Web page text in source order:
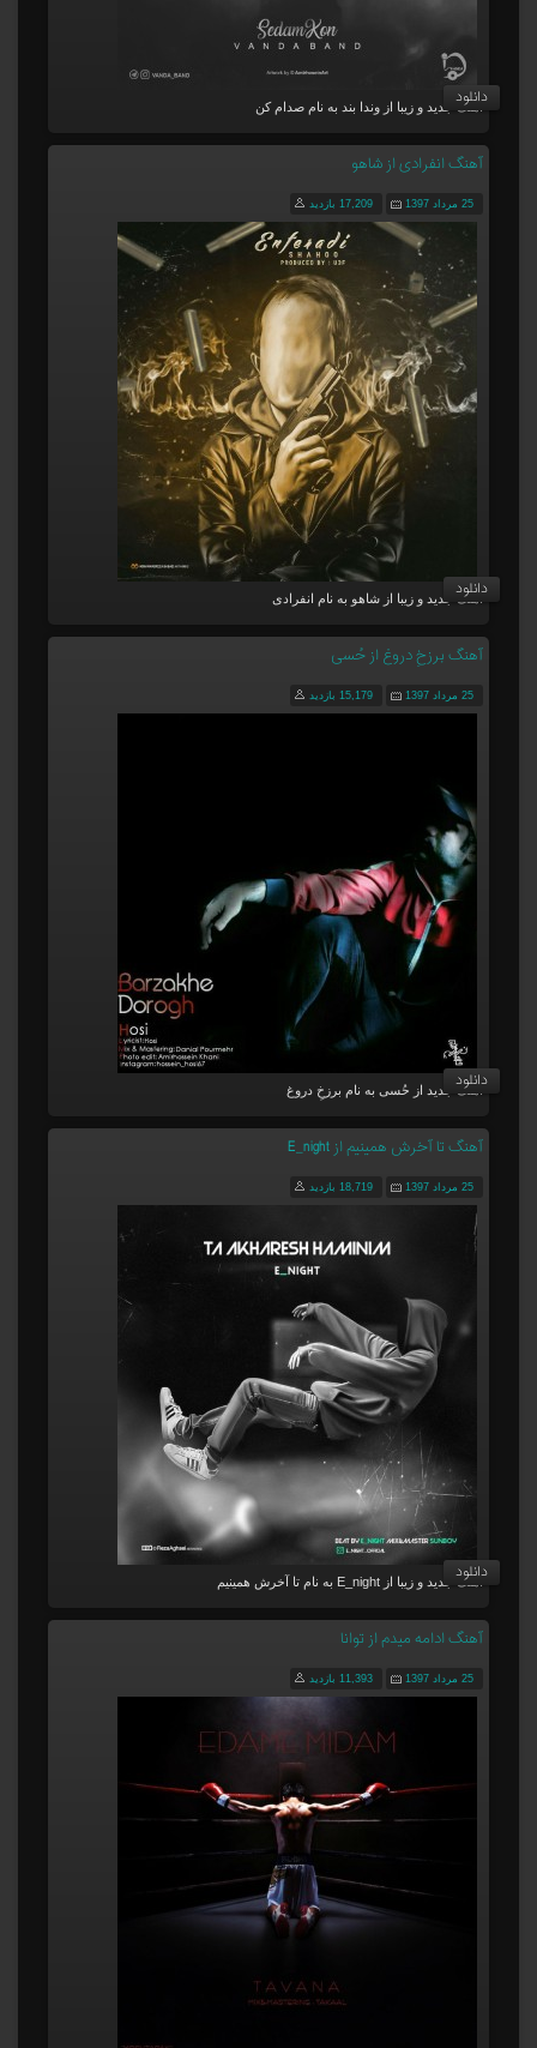
آهنگ جدید و زیبا از وندا بند به نام صدام کن
دانلود
آهنگ انفرادی از شاهو
25 مرداد 1397 17,209 بازدید
آهنگ جدید و زیبا از شاهو به نام انفرادی
دانلود
آهنگ برزخِ دروغ از حُسی
25 مرداد 1397 15,179 بازدید
آهنگ جدید از حُسی به نام برزخِ دروغ
دانلود
آهنگ تا آخرش همینیم از E_night
25 مرداد 1397 18,719 بازدید
آهنگ جدید و زیبا از E_night به نام تا آخرش همینیم
دانلود
آهنگ ادامه میدم از توانا
25 مرداد 1397 11,393 بازدید